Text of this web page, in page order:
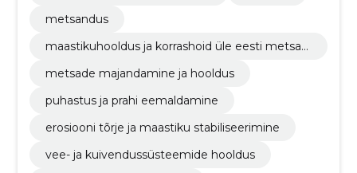
metsandus
maastikuhooldus ja korrashoid üle eesti metsan
metsade majandamine ja hooldus
puhastus ja prahi eemaldamine
erosiooni tõrje ja maastiku stabiliseerimine
vee- ja kuivendussüsteemide hooldus